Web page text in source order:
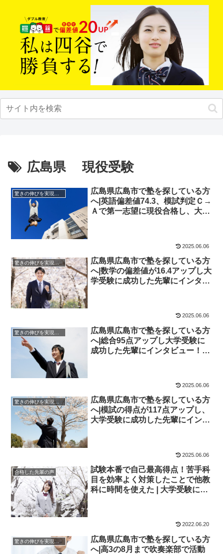
広島県 現役受験
広島県広島市で塾を探している方
へ|英語偏差値74.3、模試判定Ｃ→
Ａで第一志望に現役合格し、大学
2025.06.06
驚きの伸びを実現｜先輩列伝
広島県広島市で塾を探している方
へ|数学の偏差値が16.4アップし大
学受験に成功した先輩にインタビ
2025.06.06
広島県広島市で塾を探している方
へ|総合95点アップし大学受験に
成功した先輩にインタビュー！大
2025.06.06
驚きの伸びを実現｜先輩列伝
広島県広島市で塾を探している方
へ|模試の得点が117点アップし、
大学受験に成功した先輩にインタ
2025.06.06
合格した先輩の声
試験本番で自己最高得点！苦手科
目を効率よく対策したことで他教
科に時間を使えた | 大学受験に成
2022.06.20
驚きの伸びを実現｜先輩列伝
広島県広島市で塾を探している方
へ|高3の8月まで吹奏楽部で活動